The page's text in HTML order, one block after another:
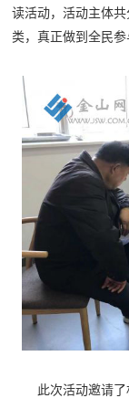
读活动，活动主体
类，真正做到全民参
此次活动邀请